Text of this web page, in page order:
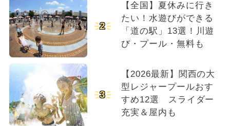
2
【全国】夏休みに行き
たい！水遊びができる
「道の駅」13選！川遊
び・プール・無料も
3
【2026最新】関西の大
型レジャープールおす
すめ12選 スライダー
充実＆屋内も